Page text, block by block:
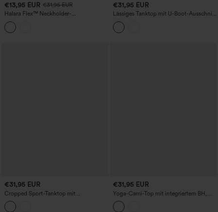
€13,95 EUR €31,95 EUR
Halara Flex™ Neckholder-
Reißverschluss Gewaschene Denim
Casual Tank Top
€31,95 EUR
Lässiges Tanktop mit U-Boot-Ausschnitt
und gerafftem, drapiertem Rückenteil
€31,95 EUR
Cropped Sport-Tanktop mit
Rundhalsausschnitt und integriertem BH
€31,95 EUR
Yoga-Cami-Top mit integriertem BH,
Kontrast-Mesh und Plissee-Falten